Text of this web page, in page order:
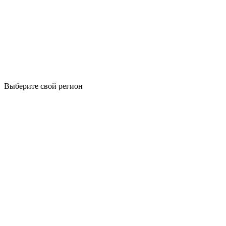
Выберите свой регион